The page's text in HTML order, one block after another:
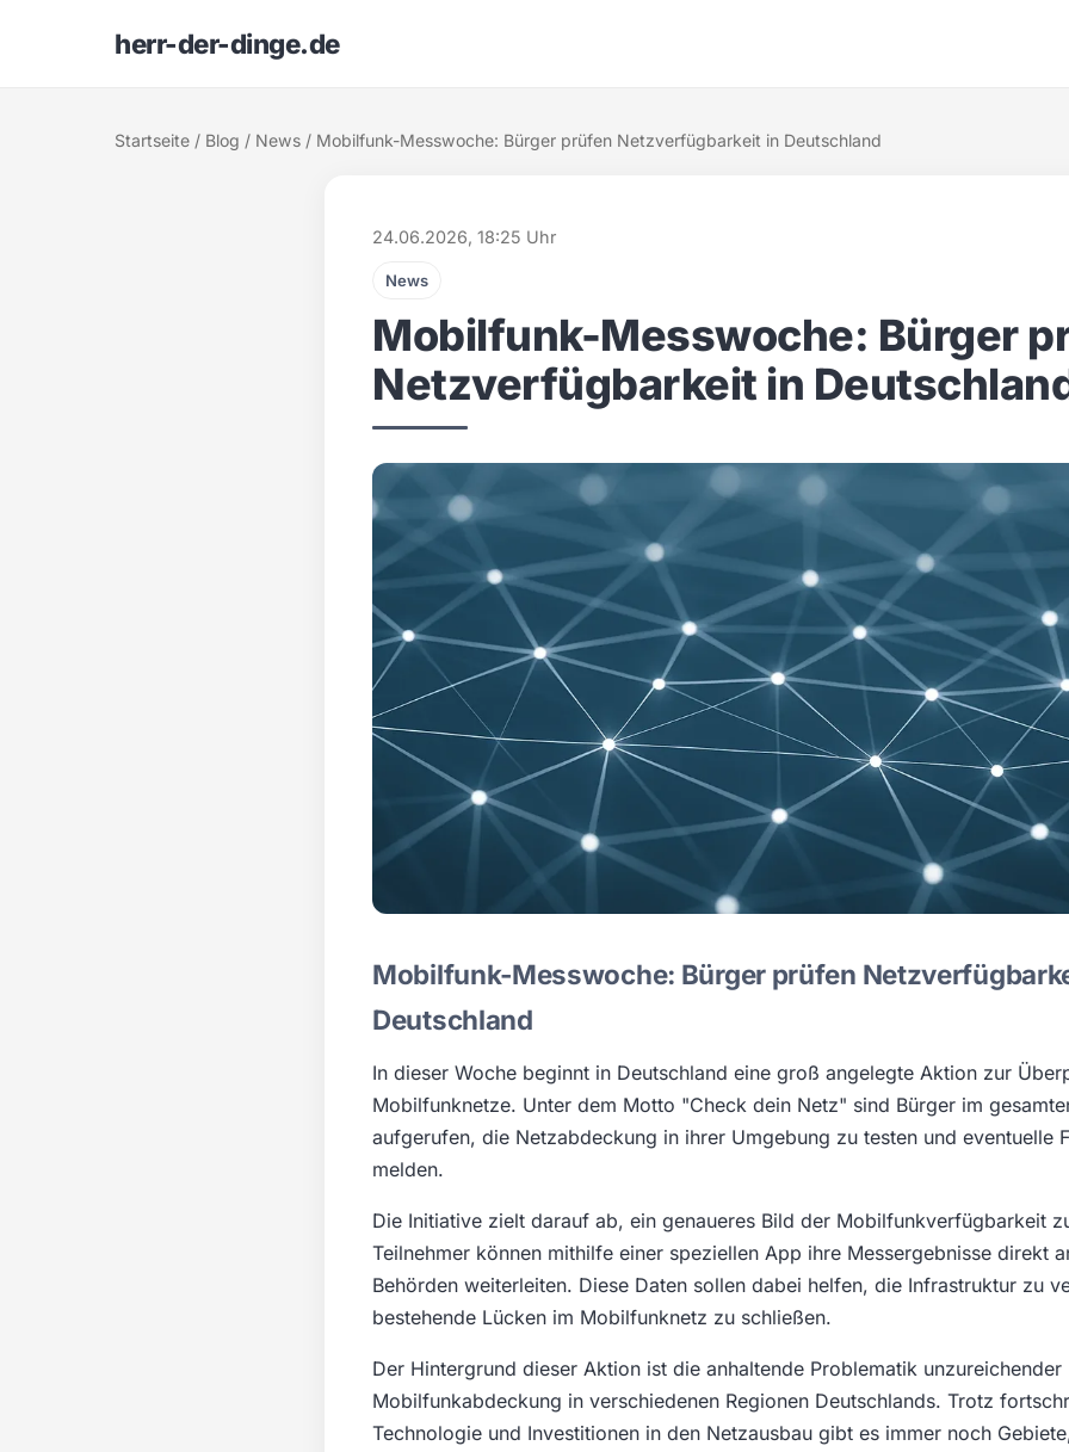
herr-der-dinge.de
Startseite / Blog / News / Mobilfunk-Messwoche: Bürger prüfen Netzverfügbarkeit in Deutschland
24.06.2026, 18:25 Uhr
News
Mobilfunk-Messwoche: Bürger
Netzverfügbarkeit in
Mobilfunk-Messwoche: Bürger prüfen
Deutschland
In dieser Woche beginnt in Deutschland eine groß angelegte Aktion zur
Mobilfunknetze. Unter dem Motto "Check dein Netz" sind Bürger im
aufgerufen, die Netzabdeckung in ihrer Umgebung zu testen und eventuelle
melden.
Die Initiative zielt darauf ab, ein genaueres Bild der Mobilfunkverfügbarkeit
Teilnehmer können mithilfe einer speziellen App ihre Messergebnisse direkt
Behörden weiterleiten. Diese Daten sollen dabei helfen, die Infrastruktur zu
bestehende Lücken im Mobilfunknetz zu schließen.
Der Hintergrund dieser Aktion ist die anhaltende Problematik unzureichender
Mobilfunkabdeckung in verschiedenen Regionen Deutschlands. Trotz
Technologie und Investitionen in den Netzausbau gibt es immer noch